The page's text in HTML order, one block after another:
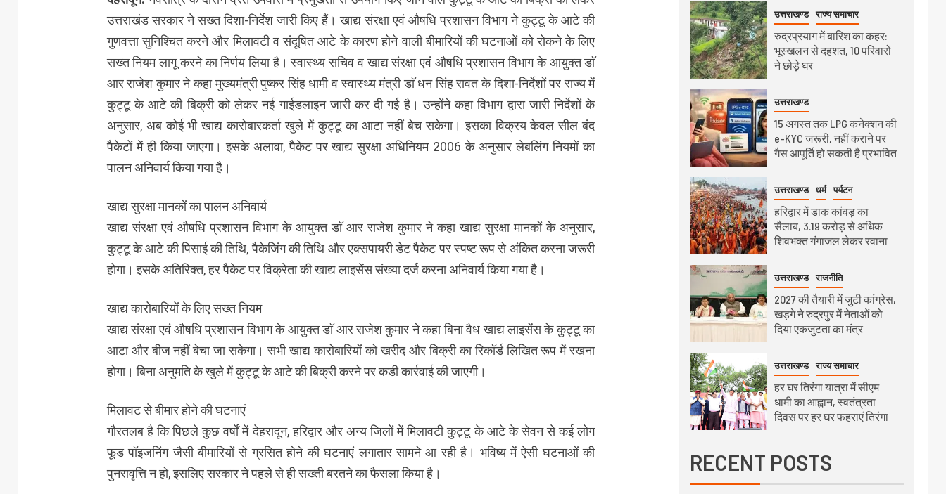
उत्तराखंड सरकार ने सख्त दिशा-निर्देश जारी किए हैं। खाद्य संरक्षा एवं औषधि प्रशासन विभाग ने कुट्टू के आटे की
गुणवत्ता सुनिश्चित करने और मिलावटी व संदूषित आटे के कारण होने वाली बीमारियों की घटनाओं को रोकने के लिए
सख्त नियम लागू करने का निर्णय लिया है। स्वास्थ्य सचिव व खाद्य संरक्षा एवं औषधि प्रशासन विभाग के आयुक्त डाॅ
आर राजेश कुमार ने कहा मुख्यमंत्री पुष्कर सिंह धामी व स्वास्थ्य मंत्री डाॅ धन सिंह रावत के दिशा-निर्देशों पर राज्य में
कुट्टू के आटे की बिक्री को लेकर नई गाईडलाइन जारी कर दी गई है। उन्होंने कहा विभाग द्वारा जारी निर्देशों के
अनुसार, अब कोई भी खाद्य कारोबारकर्ता खुले में कुट्टू का आटा नहीं बेच सकेगा। इसका विक्रय केवल सील बंद
पैकेटों में ही किया जाएगा। इसके अलावा, पैकेट पर खाद्य सुरक्षा अधिनियम 2006 के अनुसार लेबलिंग नियमों का
पालन अनिवार्य किया गया है।
खाद्य सुरक्षा मानकों का पालन अनिवार्य
खाद्य संरक्षा एवं औषधि प्रशासन विभाग के आयुक्त डाॅ आर राजेश कुमार ने कहा खाद्य सुरक्षा मानकों के अनुसार,
कुट्टू के आटे की पिसाई की तिथि, पैकेजिंग की तिथि और एक्सपायरी डेट पैकेट पर स्पष्ट रूप से अंकित करना जरूरी
होगा। इसके अतिरिक्त, हर पैकेट पर विक्रेता की खाद्य लाइसेंस संख्या दर्ज करना अनिवार्य किया गया है।
खाद्य कारोबारियों के लिए सख्त नियम
खाद्य संरक्षा एवं औषधि प्रशासन विभाग के आयुक्त डाॅ आर राजेश कुमार ने कहा बिना वैध खाद्य लाइसेंस के कुट्टू का
आटा और बीज नहीं बेचा जा सकेगा। सभी खाद्य कारोबारियों को खरीद और बिक्री का रिकॉर्ड लिखित रूप में रखना
होगा। बिना अनुमति के खुले में कुट्टू के आटे की बिक्री करने पर कडी कार्रवाई की जाएगी।
मिलावट से बीमार होने की घटनाएं
गौरतलब है कि पिछले कुछ वर्षों में देहरादून, हरिद्वार और अन्य जिलों में मिलावटी कुट्टू के आटे के सेवन से कई लोग
फूड पॉइजनिंग जैसी बीमारियों से ग्रसित होने की घटनाएं लगातार सामने आ रही है। भविष्य में ऐसी घटनाओं की
पुनरावृत्ति न हो, इसलिए सरकार ने पहले से ही सख्ती बरतने का फैसला किया है।
उत्तराखण्ड राज्य समाचार
रुद्रप्रयाग में बारिश का कहर:
भूस्खलन से दहशत, 10 परिवारों
ने छोड़े घर
उत्तराखण्ड
15 अगस्त तक LPG कनेक्शन की
e-KYC जरूरी, नहीं कराने पर
गैस आपूर्ति हो सकती है प्रभावित
उत्तराखण्ड धर्म पर्यटन
हरिद्वार में डाक कांवड़ का
सैलाब, 3.19 करोड़ से अधिक
शिवभक्त गंगाजल लेकर रवाना
उत्तराखण्ड राजनीति
2027 की तैयारी में जुटी कांग्रेस,
खड़गे ने रुद्रपुर में नेताओं को
दिया एकजुटता का मंत्र
उत्तराखण्ड राज्य समाचार
हर घर तिरंगा यात्रा में सीएम
धामी का आह्वान, स्वतंत्रता
दिवस पर हर घर फहराएं तिरंगा
RECENT POSTS